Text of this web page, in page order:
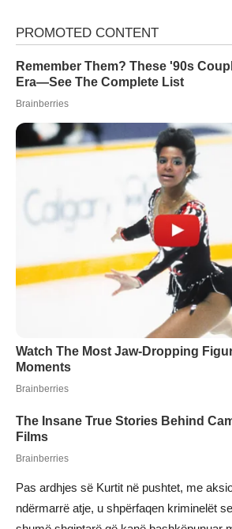
Pas ardhjes së Kurtit në pushtet, me
ndërmarrë atje, u shpërfaqen kriminelët